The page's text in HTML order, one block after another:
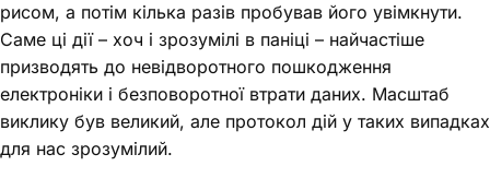
рисом, а потім кілька разів пробував його увімкнути.
Саме ці дії – хоч і зрозумілі в паніці – найчастіше
призводять до невідворотного пошкодження
електроніки і безповоротної втрати даних. Масштаб
виклику був великий, але протокол дій у таких випадках
для нас зрозумілий.